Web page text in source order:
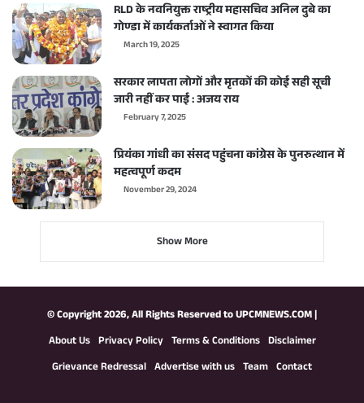
RLD के नवनियुक्त राष्ट्रीय महासचिव अनिल दुबे का
गोण्डा में कार्यकर्ताओं ने स्वागत किया
March 19, 2025
सरकार लापता लोगों और मृतकों की कोई सही सूची
जारी नहीं कर पाई : अजय राय
February 7, 2025
प्रियंका गांधी का संसद पहुंचना कांग्रेस के पुनरुत्थान में
महत्वपूर्ण कदम
November 29, 2024
Show More
© Copyright 2026, All Rights Reserved toUPCMNEWS.COM|
About Us Privacy Policy Terms & Conditions Disclaimer
Grievance Redressal Advertise with us Team Contact